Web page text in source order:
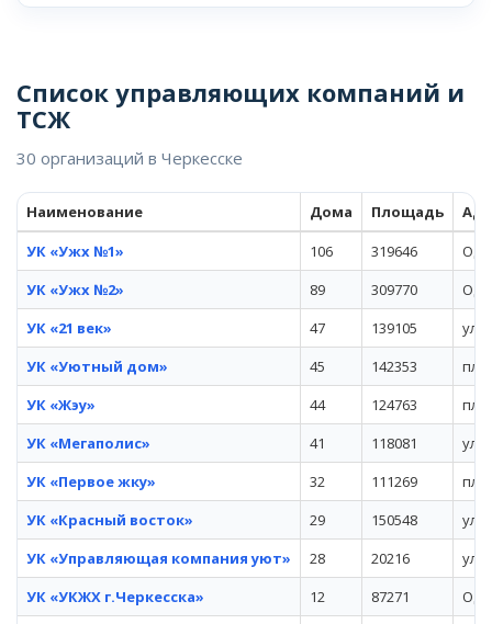
Список управляющих компаний и
ТСЖ
30 организаций в Черкесске
Наименование Дома Площадь
УК «Ужх №1»
106 319646
УК «Ужх №2»
89 309770
УК «21 век»
47 139105
ул.
УК «Уютный дом»
45 142353
пл.
УК «Жэу»
44 124763
пл.
УК «Мегаполис»
41 118081
ул.
УК «Первое жку»
32 111269
пл.
УК «Красный восток»
29 150548
ул.
УК «Управляющая компания уют»
28 20216
ул.
УК «УКЖХ г.Черкесска»
12 87271